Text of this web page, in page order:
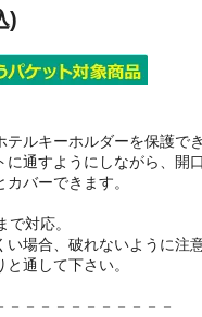
)
テルキーホルダーを保護で
に通すようにしながら、開
バーできます。
で対応。
い場合、破れないように注
通して下さい。
－－－－－－－－－－－